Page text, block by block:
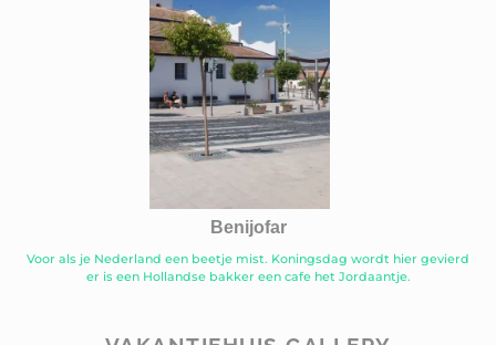
Benijofar
Voor als je Nederland een beetje mist. Koningsdag wordt hier gevierd
er is een Hollandse bakker een cafe het Jordaantje.